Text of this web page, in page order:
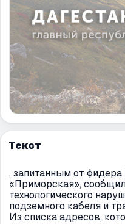
Текст
, запитанным от
«Приморская»,
технологического
подземного кабеля и
Из списка адресов,